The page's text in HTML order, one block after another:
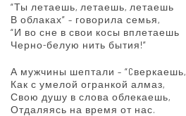
“Ты летаешь, летаешь, летаешь
В облаках” – говорила семья,
“И во сне в свои косы вплетаешь
Черно-белую нить бытия!”
А мужчины шептали – “Cверкаешь,
Как с умелой огранкой алмаз,
Свою душу в слова облекаешь,
Отдаляясь на время от нас.